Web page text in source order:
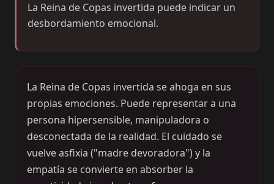
La Reina de Copas invertida puede indicar un
desbordamiento emocional.
La Reina de Copas invertida se ahoga en sus
propias emociones. Puede representar a una
persona hipersensible, manipuladora o
desconectada de la realidad. El cuidado se
vuelve asfixia ("madre devoradora") y la
empatía se convierte en absorber la